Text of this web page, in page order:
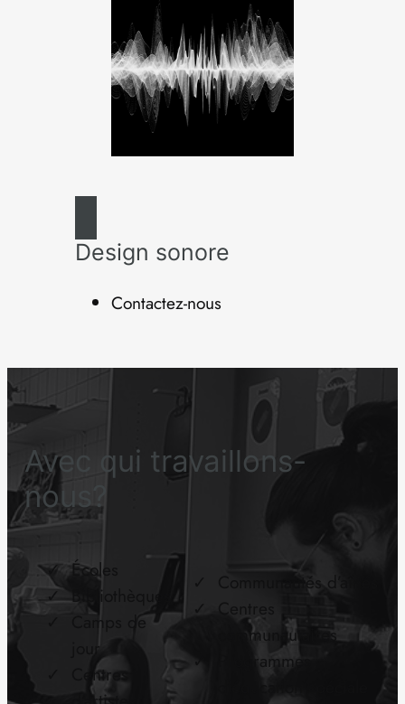
Design sonore
Contactez-nous
Avec qui travaillons-
nous?
Écoles
Bibliothèques
Camps de
jour
Centres
Communautés d’aînés
communautaires
Programmes